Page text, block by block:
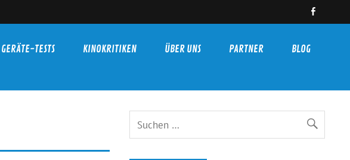
GERÄTE-TESTS KINOKRITIKEN ÜBER UNS PARTNER BLOG